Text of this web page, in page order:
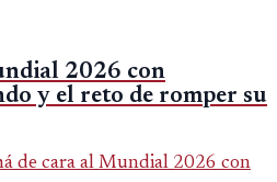
2026 con
y el reto de romper su
de cara al Mundial 2026 con